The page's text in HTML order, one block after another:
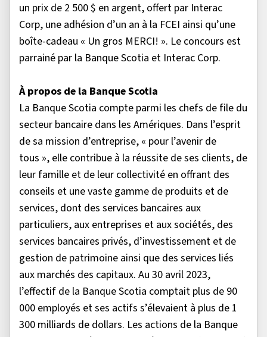
un prix de 2 500 $ en argent, offert par Interac
Corp, une adhésion d’un an à la FCEI ainsi qu’une
boîte-cadeau « Un gros MERCI! ». Le concours est
parrainé par la Banque Scotia et Interac Corp.
À propos de la Banque Scotia
La Banque Scotia compte parmi les chefs de file du
secteur bancaire dans les Amériques. Dans l’esprit
de sa mission d’entreprise, « pour l’avenir de
tous », elle contribue à la réussite de ses clients, de
leur famille et de leur collectivité en offrant des
conseils et une vaste gamme de produits et de
services, dont des services bancaires aux
particuliers, aux entreprises et aux sociétés, des
services bancaires privés, d’investissement et de
gestion de patrimoine ainsi que des services liés
aux marchés des capitaux. Au 30 avril 2023,
l’effectif de la Banque Scotia comptait plus de 90
000 employés et ses actifs s’élevaient à plus de 1
300 milliards de dollars. Les actions de la Banque